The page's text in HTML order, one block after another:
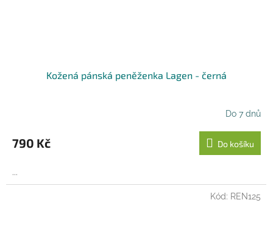
Kožená pánská peněženka Lagen - černá
Do 7 dnů
790 Kč Do košíku
...
Kód: REN125